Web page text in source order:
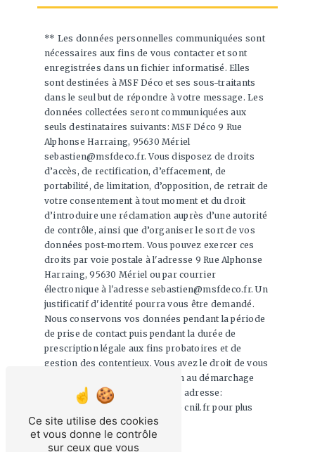
** Les données personnelles communiquées sont
nécessaires aux fins de vous contacter et sont
enregistrées dans un fichier informatisé. Elles
sont destinées à MSF Déco et ses sous-traitants
dans le seul but de répondre à votre message. Les
données collectées seront communiquées aux
seuls destinataires suivants: MSF Déco 9 Rue
Alphonse Harraing, 95630 Mériel
sebastien@msfdeco.fr. Vous disposez de droits
d’accès, de rectification, d’effacement, de
portabilité, de limitation, d’opposition, de retrait de
votre consentement à tout moment et du droit
d’introduire une réclamation auprès d’une autorité
de contrôle, ainsi que d’organiser le sort de vos
données post-mortem. Vous pouvez exercer ces
droits par voie postale à l'adresse 9 Rue Alphonse
Harraing, 95630 Mériel ou par courrier
électronique à l'adresse sebastien@msfdeco.fr. Un
justificatif d'identité pourra vous être demandé.
Nous conservons vos données pendant la période
de prise de contact puis pendant la durée de
prescription légale aux fins probatoires et de
gestion des contentieux. Vous avez le droit de vous
inscrire sur la liste d'opposition au démarchage
téléphonique, disponible à cette adresse:
Bloctel.gouv.fr. Consultez le site cnil.fr pour plus
d’informations sur vos droits.
Ce site utilise des cookies
et vous donne le contrôle
sur ceux que vous